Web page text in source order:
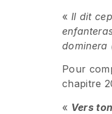
« Il dit
dominera
Pour
chapitre
« Vers